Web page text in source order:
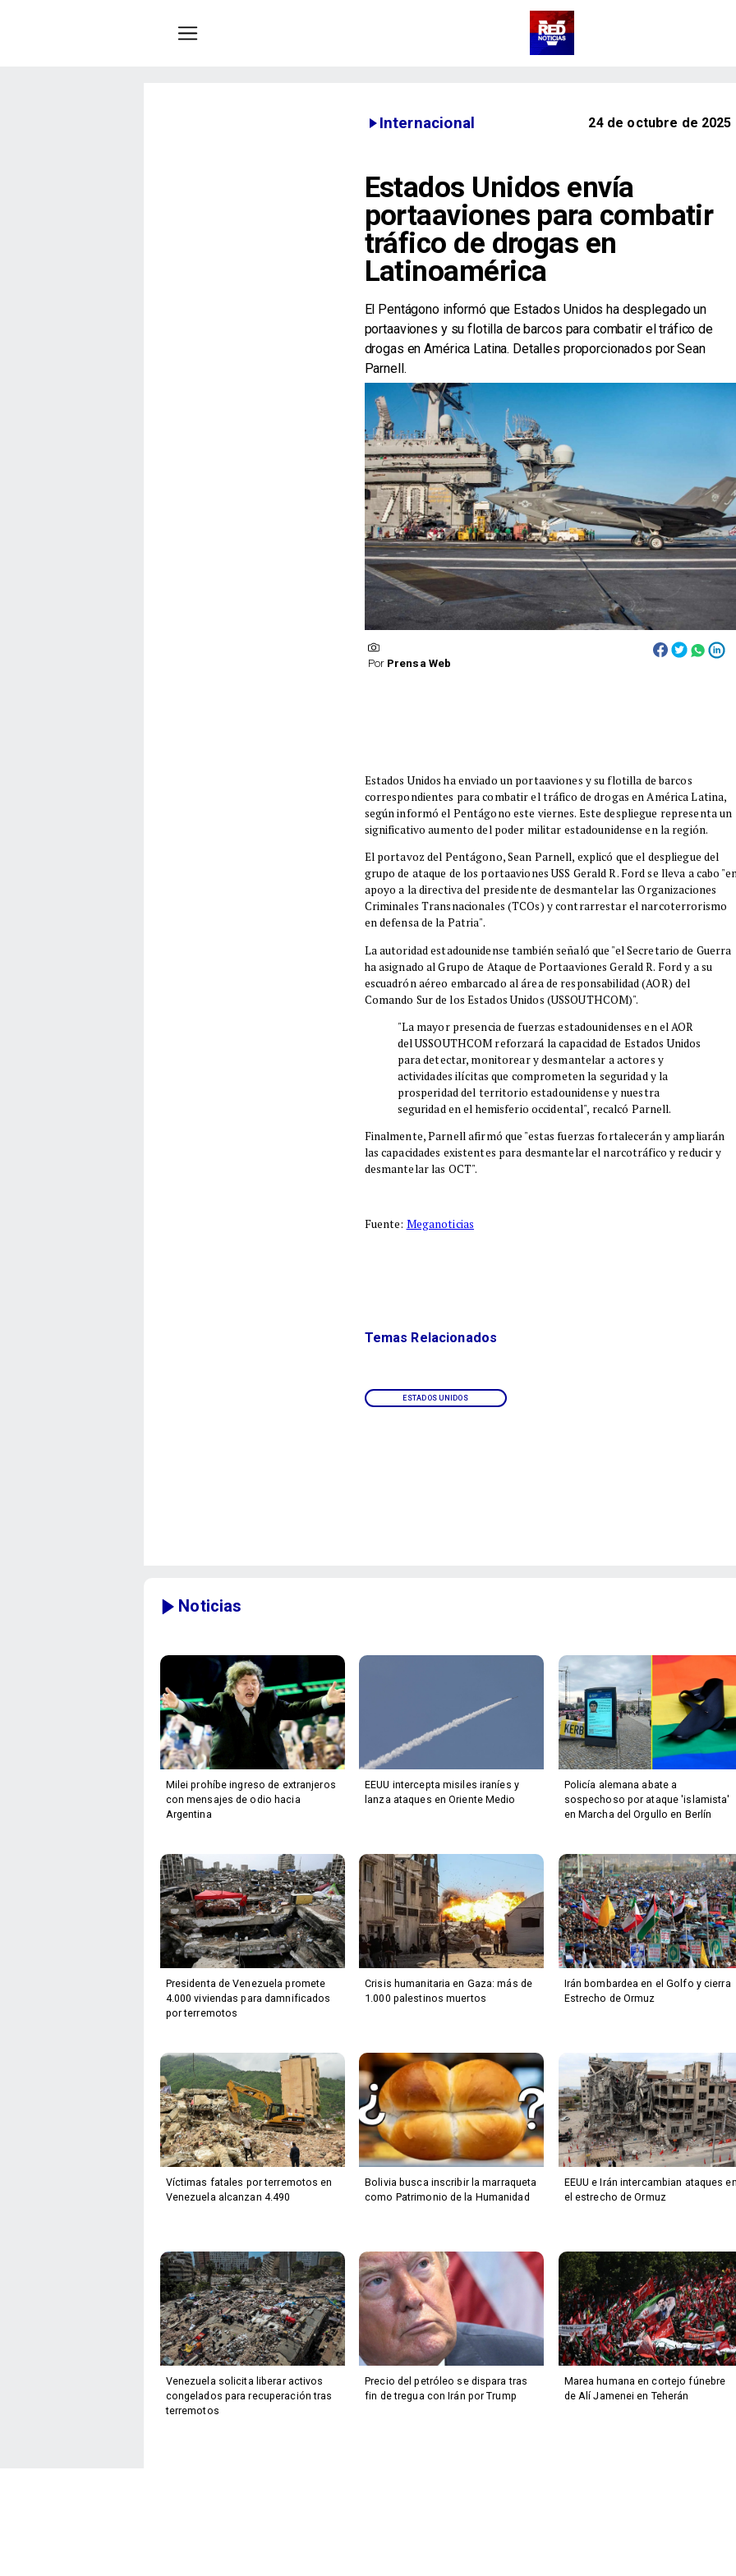
Internacional 24 de octubre de 2025
Estados Unidos envía
portaaviones para combatir
tráfico de drogas en
Latinoamérica
El Pentágono informó que Estados Unidos ha desplegado un
portaaviones y su flotilla de barcos para combatir el tráfico de
drogas en América Latina. Detalles proporcionados por Sean
Parnell.
Por Prensa Web
Estados Unidos ha enviado un portaaviones y su flotilla de barcos
correspondientes para combatir el tráfico de drogas en América Latina,
según informó el Pentágono este viernes. Este despliegue representa un
significativo aumento del poder militar estadounidense en la región.
El portavoz del Pentágono, Sean Parnell, explicó que el despliegue del
grupo de ataque de los portaaviones USS Gerald R. Ford se lleva a cabo
apoyo a la directiva del presidente de desmantelar las Organizaciones
Criminales Transnacionales (TCOs) y contrarrestar el narcoterrorismo
en defensa de la Patria".
La autoridad estadounidense también señaló que "el Secretario de Guerra
ha asignado al Grupo de Ataque de Portaaviones Gerald R. Ford y a su
escuadrón aéreo embarcado al área de responsabilidad (AOR) del
Comando Sur de los Estados Unidos (USSOUTHCOM)".
"La mayor presencia de fuerzas estadounidenses en el AOR
del USSOUTHCOM reforzará la capacidad de Estados Unidos
para detectar, monitorear y desmantelar a actores y
actividades ilícitas que comprometen la seguridad y la
prosperidad del territorio estadounidense y nuestra
seguridad en el hemisferio occidental", recalcó Parnell.
Finalmente, Parnell afirmó que "estas fuerzas fortalecerán y ampliarán
las capacidades existentes para desmantelar el narcotráfico y reducir y
desmantelar las OCT".
Fuente: Meganoticias
ESTADOS UNIDOS
Temas Relacionados
Noticias
Milei prohíbe ingreso de extranjeros
con mensajes de odio hacia
Argentina
EEUU intercepta misiles iraníes y
lanza ataques en Oriente Medio
Policía alemana abate a
sospechoso por ataque 'islamista'
en Marcha del Orgullo en Berlín
Presidenta de Venezuela promete
4.000 viviendas para damnificados
por terremotos
Crisis humanitaria en Gaza: más de
1.000 palestinos muertos
Irán bombardea en el Golfo y cierra
Estrecho de Ormuz
Víctimas fatales por terremotos en
Venezuela alcanzan 4.490
Bolivia busca inscribir la marraqueta
como Patrimonio de la Humanidad
EEUU e Irán intercambian ataques
el estrecho de Ormuz
Venezuela solicita liberar activos
congelados para recuperación tras
terremotos
Precio del petróleo se dispara tras
fin de tregua con Irán por Trump
Marea humana en cortejo fúnebre
de Alí Jamenei en Teherán